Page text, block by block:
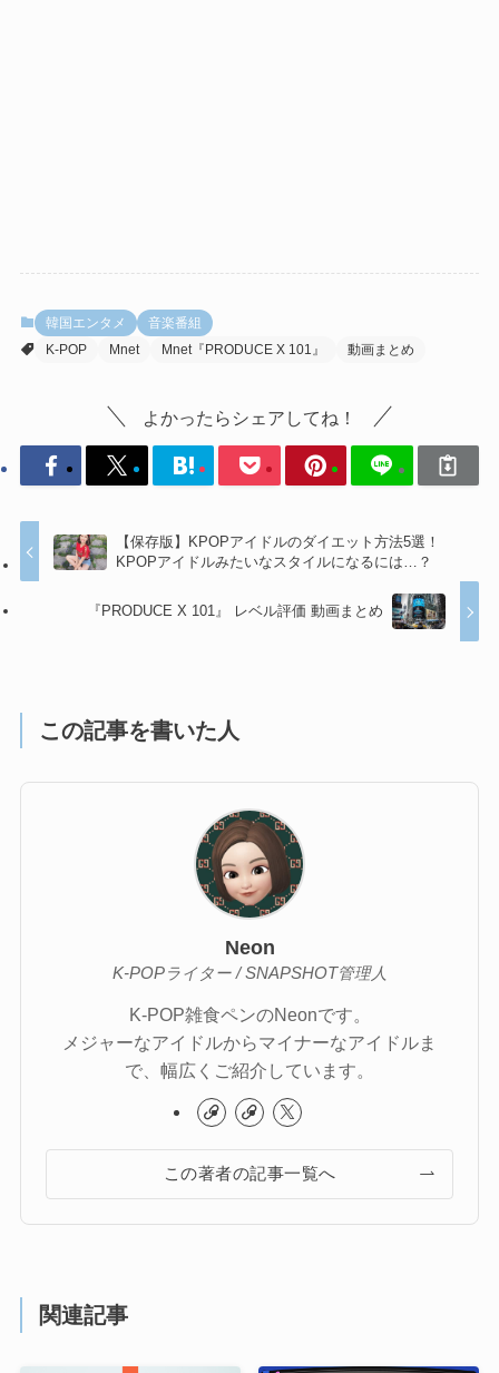
韓国エンタメ
音楽番組
K-POP
Mnet Mnet『PRODUCE X 101』 動画まとめ
よかったらシェアしてね！
【保存版】KPOPアイドルのダイエット方法5選！
KPOPアイドルみたいなスタイルになるには…？
『PRODUCE X 101』 レベル評価 動画まとめ
この記事を書いた人
Neon
K-POPライター / SNAPSHOT管理人
K-POP雑食ペンのNeonです。
メジャーなアイドルからマイナーなアイドルま
で、幅広くご紹介しています。
この著者の記事一覧へ
関連記事